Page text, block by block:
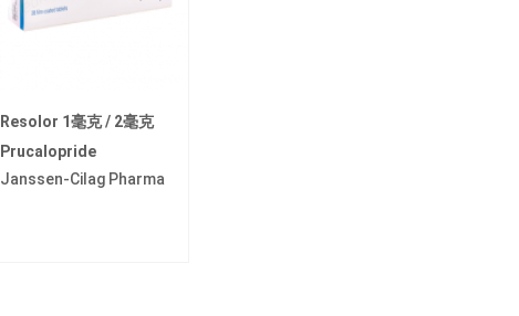
Resolor 1毫克 / 2毫克
Prucalopride
Janssen-Cilag Pharma